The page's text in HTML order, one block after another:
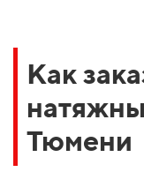
Как
Тюмени